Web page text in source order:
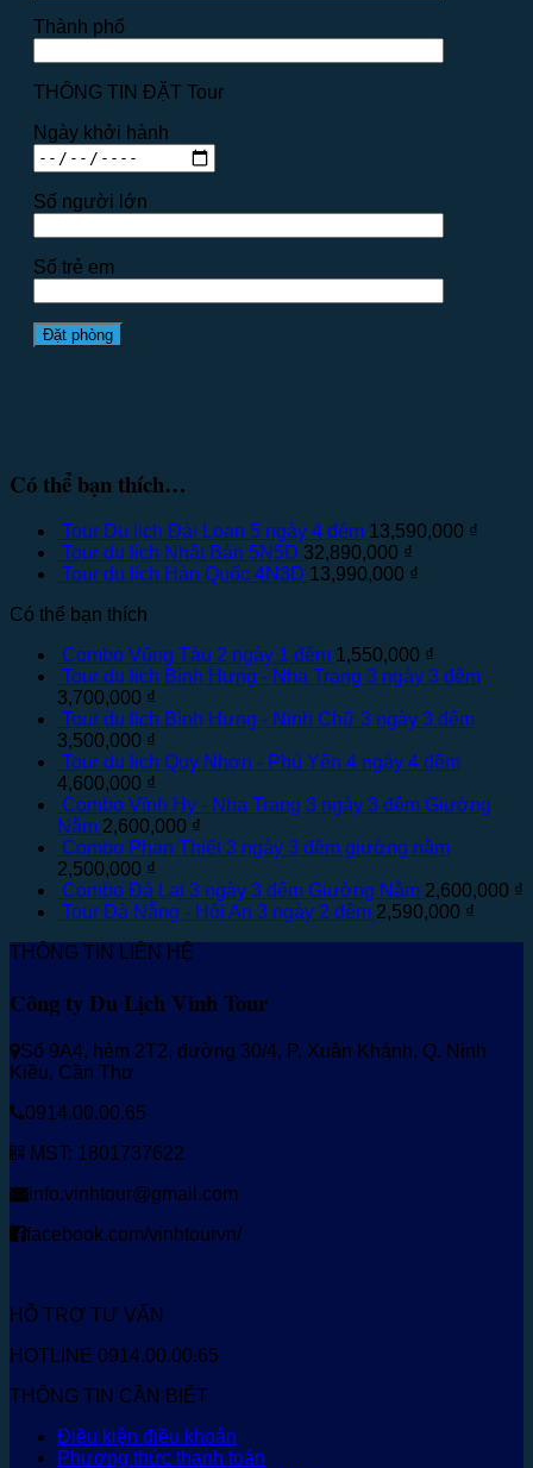
Thành phố
THÔNG TIN ĐẶT Tour
Ngày khởi hành
Số người lớn
Số trẻ em
Có thể bạn thích…
Tour Du lịch Đài Loan 5 ngày 4 đêm 13,590,000 ₫
Tour du lịch Nhật Bản 5N5D 32,890,000 ₫
Tour du lịch Hàn Quốc 4N3D 13,990,000 ₫
Có thể bạn thích
Combo Vũng Tàu 2 ngày 1 đêm 1,550,000 ₫
Tour du lịch Bình Hưng - Nha Trang 3 ngày 3 đêm
3,700,000 ₫
Tour du lịch Bình Hưng - Ninh Chữ 3 ngày 3 đêm
3,500,000 ₫
Tour du lịch Quy Nhơn - Phú Yên 4 ngày 4 đêm
4,600,000 ₫
Combo Vĩnh Hy - Nha Trang 3 ngày 3 đêm Giường
Nằm 2,600,000 ₫
Combo Phan Thiết 3 ngày 3 đêm giường nằm
2,500,000 ₫
Combo Đà Lạt 3 ngày 3 đêm Giường Nằm 2,600,000 ₫
Tour Đà Nẵng - Hội An 3 ngày 2 đêm 2,590,000 ₫
THÔNG TIN LIÊN HỆ
Công ty Du Lịch Vinh Tour
Số 9A4, hẻm 2T2, đường 30/4, P. Xuân Khánh, Q. Ninh
Kiều, Cần Thơ
0914.00.00.65
MST: 1801737622
info.vinhtour@gmail.com
facebook.com/vinhtourvn/
HỖ TRỢ TƯ VẤN
HOTLINE 0914.00.00.65
THÔNG TIN CẦN BIẾT
Điều kiện điều khoản
Phương thức thanh toán